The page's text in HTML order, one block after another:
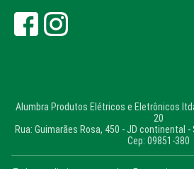
Alumbra Produtos Elétricos e Eletrônicos
20
Rua: Guimarães Rosa, 450 - JD continental -
Cep: 09851-380